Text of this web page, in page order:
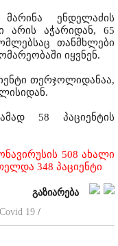
ენდელაძის
არის აჭარიდან, 65
თანმხლები
იყვნენ.
თერჯოლიდანაა,
58 პაციენტის
508 ახალი
348 პაციენტი
გაზიარება
Covid 19 /